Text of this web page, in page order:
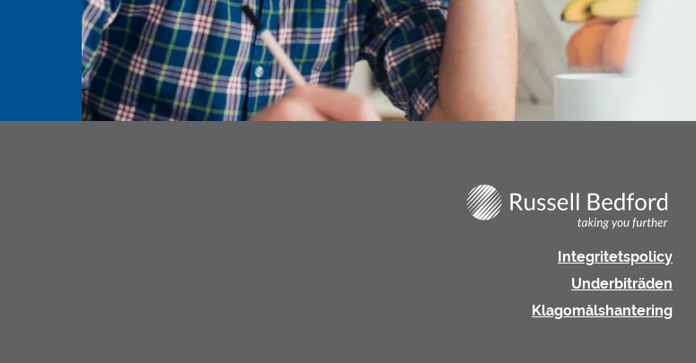
Integritetspolicy
Underbiträden
Klagomålshantering